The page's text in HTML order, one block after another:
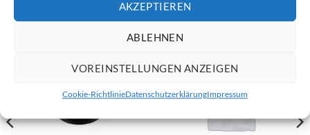
AKZEPTIEREN
ABLEHNEN
VOREINSTELLUNGEN ANZEIGEN
Cookie-RichtlinieDatenschutzerklärungImpressum
ÄHNLICHE PRODUKTE